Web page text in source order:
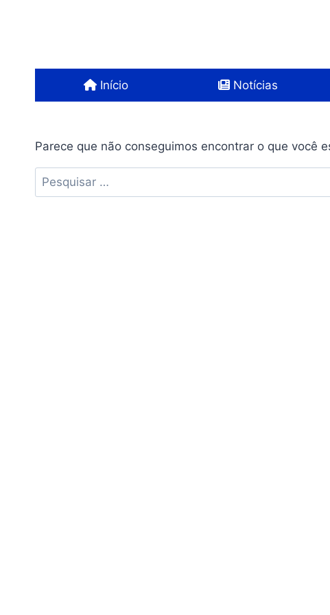
Início Notícias
Parece que não conseguimos encontrar o que você
Pesquisar
por: